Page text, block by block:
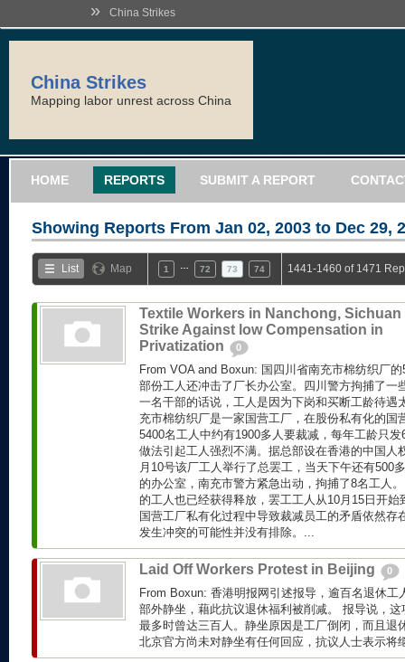
» China Strikes
China Strikes
Mapping labor unrest across China
HOME REPORTS SUBMIT A REPORT
Showing Reports From Jan 02, 2003 to Dec 29,
List Map 1 72 73 74 1441-1460 of 1471
Textile Workers in Nanchong, Sichuan
Strike Against low Compensation in
Privatization
0
From VOA and Boxun: 国四川省南充市棉纺织厂
部份工人还冲击了厂长办公室。四川警方拘捕了一
一名干部的话说，工人是因为下岗和买断工龄待遇
充市棉纺织厂是一家国营工厂，在股份私有化的国
5400名工人中约有1900多人要裁减，每年工龄只
做法引起工人强烈不满。据总部设在香港的中国人
月10号该厂工人举行了总罢工，当天下午还有500
的办公室，南充市警方紧急出动，拘捕了8名工人
的工人也已经获得释放，罢工工人从10月15日开
国营工厂私有化过程中导致裁减员工的矛盾依然存
发生冲突的可能性并没有排除。...
Laid Off Workers Protest in Beijing 0
From Boxun: 香港明报网引述报导，逾百名退休工
部外静坐，藉此抗议退休福利被削减。 报导说，
最多时曾达三百人。静坐原因是工厂倒闭，而且退
北京官方尚未对静坐有任何回应，抗议人士表示将